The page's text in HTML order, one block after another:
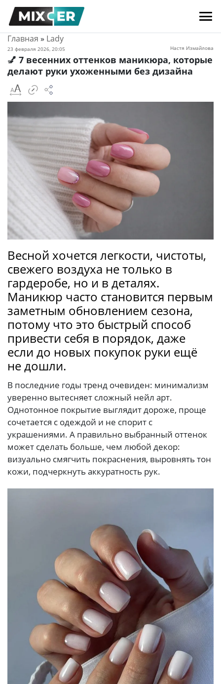
Главная » Lady
23 февраля 2026, 20:05 Настя Измайлова
💅 7 весенних оттенков маникюра, которые
делают руки ухоженными без дизайна
Весной хочется легкости, чистоты,
свежего воздуха не только в
гардеробе, но и в деталях.
Маникюр часто становится первым
заметным обновлением сезона,
потому что это быстрый способ
привести себя в порядок, даже
если до новых покупок руки ещё
не дошли.
В последние годы тренд очевиден: минимализм
уверенно вытесняет сложный нейл арт.
Однотонное покрытие выглядит дороже, проще
сочетается с одеждой и не спорит с
украшениями. А правильно выбранный оттенок
может сделать больше, чем любой декор:
визуально смягчить покраснения, выровнять тон
кожи, подчеркнуть аккуратность рук.